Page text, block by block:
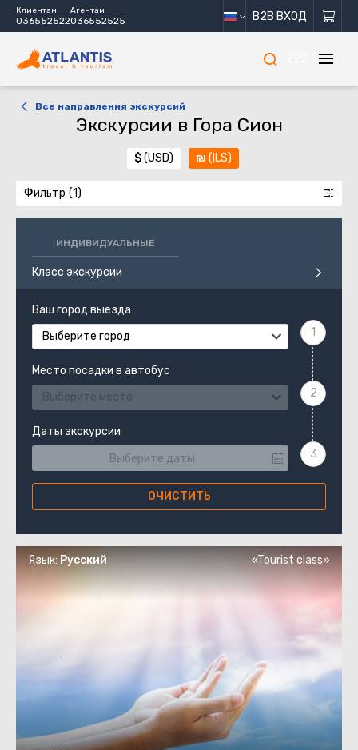
Клиентам
036552522
Агентам
036552525 B2B ВХОД
Все направления экскурсий
Экскурсии в Гора Сион
$(USD) ₪ (ILS)
Фильтр
ИНДИВИДУАЛЬНЫЕ
Класс экскурсии
Ваш город выезда
Выберите город
Место посадки в автобус
Выберите место
Даты экскурсии
ОЧИСТИТЬ
Язык: Русский «Tourist class»